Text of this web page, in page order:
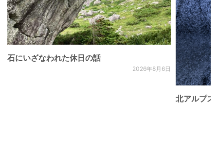
石にいざなわれた休日の話
2026年8月6日
北アルプ